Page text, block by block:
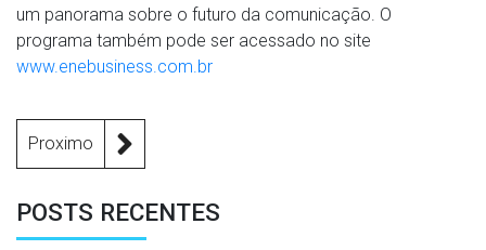
um panorama sobre o futuro da comunicação. O
programa também pode ser acessado no site
www.enebusiness.com.br
Proximo
POSTS RECENTES